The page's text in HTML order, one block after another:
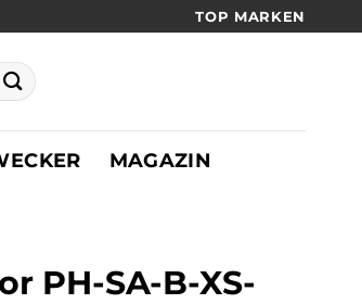
TOP MARKEN
MAGAZIN
PH-SA-B-XS-